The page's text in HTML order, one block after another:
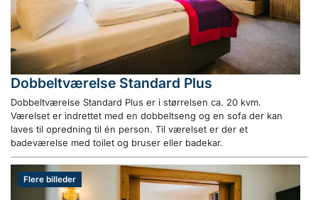
Dobbeltværelse Standard Plus
Dobbeltværelse Standard Plus er i størrelsen ca. 20 kvm.
Værelset er indrettet med en dobbeltseng og en sofa der kan
laves til opredning til én person. Til værelset er der et
badeværelse med toilet og bruser eller badekar.
Flere billeder